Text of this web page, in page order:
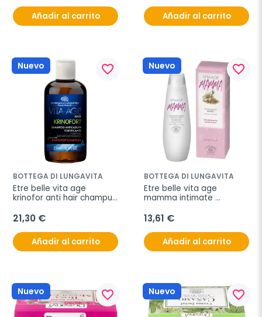
Añadir al carrito Añadir al carrito
Nuevo favorite_border
BOTTEGA DI LUNGAVITA
Etre belle vita age
krinofor anti hair champu
21,30 €
Añadir al carrito
Nuevo favorite_border
BOTTEGA DI LUNGAVITA
Etre belle vita age
mamma intimate
13,61 €
Añadir al carrito
Nuevo favorite_border Nuevo favorite_border